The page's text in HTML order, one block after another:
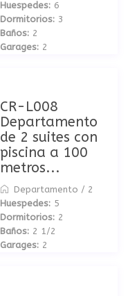
Huespedes: 6
Dormitorios: 3
Baños: 2
Garages: 2
CR-L008
Departamento
de 2 suites con
piscina a 100
metros...
Departamento / 2
Huespedes: 5
Dormitorios: 2
Baños: 2 1/2
Garages: 2